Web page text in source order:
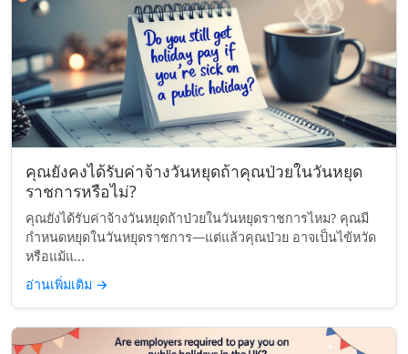
คุณยังคงได้รับค่าจ้างวันหยุดถ้าคุณป่วยในวันหยุด
ราชการหรือไม่?
คุณยังได้รับค่าจ้างวันหยุดถ้าป่วยในวันหยุดราชการไหม? คุณมี
กำหนดหยุดในวันหยุดราชการ—แต่แล้วคุณป่วย อาจเป็นไข้หวัด
หรือแม้แ...
อ่านเพิ่มเติม →